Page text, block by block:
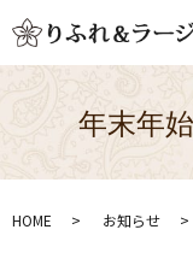
年末年
HOME お知らせ